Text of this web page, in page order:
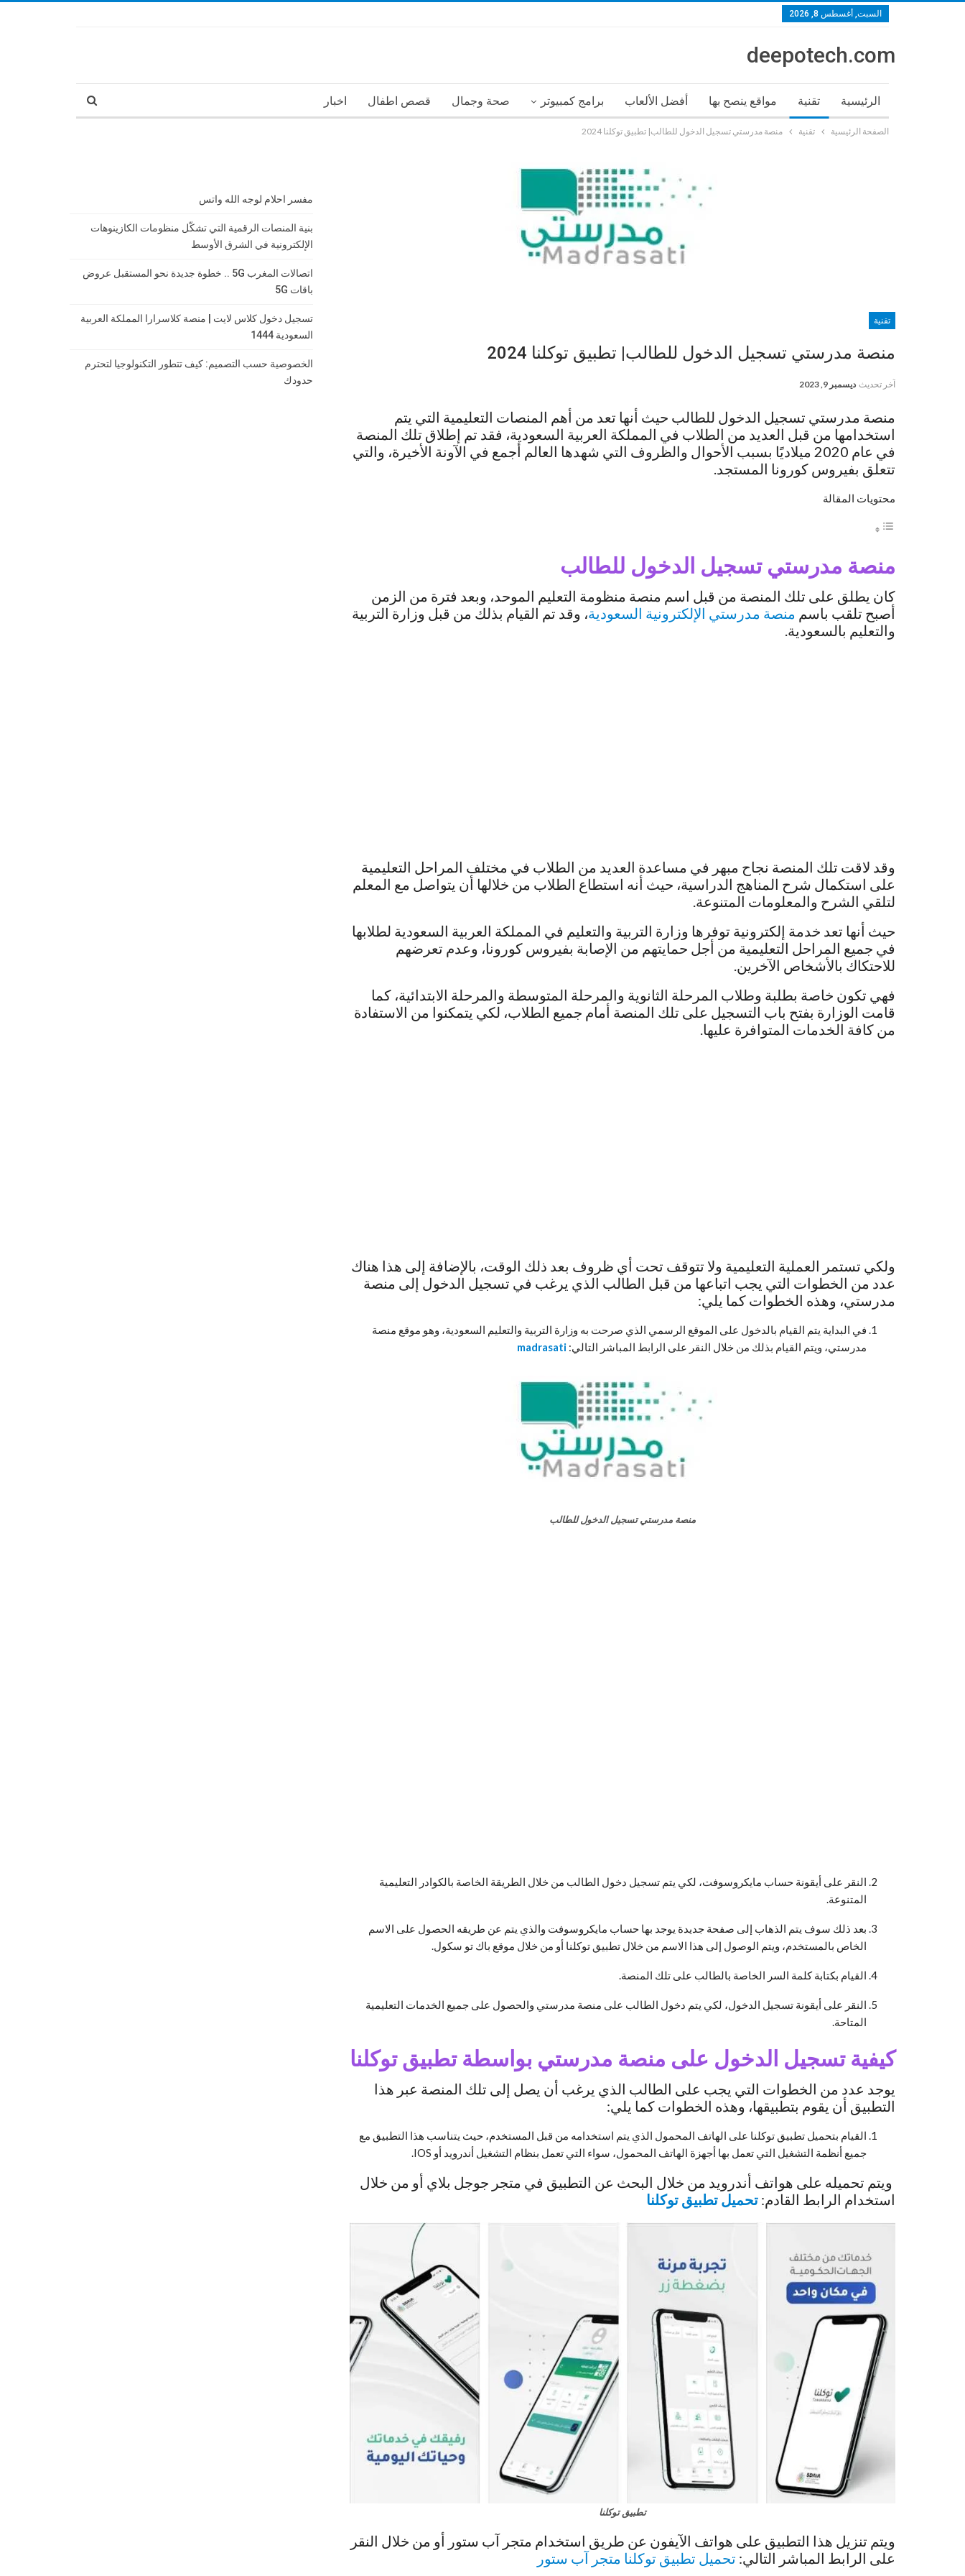
السبت, أغسطس 8, 2026
deepotech.com
الرئيسية تقنية مواقع ينصح بها أفضل الألعاب برامج كمبيوتر صحة وجمال قصص اطفال اخبار
الصفحة الرئيسية تقنية منصة مدرستي تسجيل الدخول للطالب| تطبيق توكلنا 2024
تقنية
منصة مدرستي تسجيل الدخول للطالب| تطبيق توكلنا 2024
آخر تحديث ديسمبر 9, 2023
منصة مدرستي تسجيل الدخول للطالب حيث أنها تعد من أهم المنصات التعليمية التي يتم
استخدامها من قبل العديد من الطلاب في المملكة العربية السعودية، فقد تم إطلاق تلك المنصة
في عام 2020 ميلاديًا بسبب الأحوال والظروف التي شهدها العالم أجمع في الآونة الأخيرة، والتي
تتعلق بفيروس كورونا المستجد.
محتويات المقالة
منصة مدرستي تسجيل الدخول للطالب
كان يطلق على تلك المنصة من قبل اسم منصة منظومة التعليم الموحد، وبعد فترة من الزمن
أصبح تلقب باسم منصة مدرستي الإلكترونية السعودية، وقد تم القيام بذلك من قبل وزارة التربية
والتعليم بالسعودية.
وقد لاقت تلك المنصة نجاح مبهر في مساعدة العديد من الطلاب في مختلف المراحل التعليمية
على استكمال شرح المناهج الدراسية، حيث أنه استطاع الطلاب من خلالها أن يتواصل مع المعلم
لتلقي الشرح والمعلومات المتنوعة.
حيث أنها تعد خدمة إلكترونية توفرها وزارة التربية والتعليم في المملكة العربية السعودية لطلابها
في جميع المراحل التعليمية من أجل حمايتهم من الإصابة بفيروس كورونا، وعدم تعرضهم
للاحتكاك بالأشخاص الآخرين.
فهي تكون خاصة بطلبة وطلاب المرحلة الثانوية والمرحلة المتوسطة والمرحلة الابتدائية، كما
قامت الوزارة بفتح باب التسجيل على تلك المنصة أمام جميع الطلاب، لكي يتمكنوا من الاستفادة
من كافة الخدمات المتوافرة عليها.
ولكي تستمر العملية التعليمية ولا تتوقف تحت أي ظروف بعد ذلك الوقت، بالإضافة إلى هذا هناك
عدد من الخطوات التي يجب اتباعها من قبل الطالب الذي يرغب في تسجيل الدخول إلى منصة
مدرستي، وهذه الخطوات كما يلي:
في البداية يتم القيام بالدخول على الموقع الرسمي الذي صرحت به وزارة التربية والتعليم السعودية، وهو موقع منصة
مدرستي، ويتم القيام بذلك من خلال النقر على الرابط المباشر التالي: madrasati
منصة مدرستي تسجيل الدخول للطالب
النقر على أيقونة حساب مايكروسوفت، لكي يتم تسجيل دخول الطالب من خلال الطريقة الخاصة بالكوادر التعليمية
المتنوعة.
بعد ذلك سوف يتم الذهاب إلى صفحة جديدة يوجد بها حساب مايكروسوفت والذي يتم عن طريقه الحصول على الاسم
الخاص بالمستخدم، ويتم الوصول إلى هذا الاسم من خلال تطبيق توكلنا أو من خلال موقع باك تو سكول.
القيام بكتابة كلمة السر الخاصة بالطالب على تلك المنصة.
النقر على أيقونة تسجيل الدخول، لكي يتم دخول الطالب على منصة مدرستي والحصول على جميع الخدمات التعليمية
المتاحة.
كيفية تسجيل الدخول على منصة مدرستي بواسطة تطبيق توكلنا
يوجد عدد من الخطوات التي يجب على الطالب الذي يرغب أن يصل إلى تلك المنصة عبر هذا
التطبيق أن يقوم بتطبيقها، وهذه الخطوات كما يلي:
القيام بتحميل تطبيق توكلنا على الهاتف المحمول الذي يتم استخدامه من قبل المستخدم، حيث يتناسب هذا التطبيق مع
جميع أنظمة التشغيل التي تعمل بها أجهزة الهاتف المحمول، سواء التي تعمل بنظام التشغيل أندرويد أو IOS.
ويتم تحميله على هواتف أندرويد من خلال البحث عن التطبيق في متجر جوجل بلاي أو من خلال
استخدام الرابط القادم: تحميل تطبيق توكلنا
تطبيق توكلنا
ويتم تنزيل هذا التطبيق على هواتف الآيفون عن طريق استخدام متجر آب ستور أو من خلال النقر
على الرابط المباشر التالي: تحميل تطبيق توكلنا متجر آب ستور
مفسر احلام لوجه الله واتس
بنية المنصات الرقمية التي تشكّل منظومات الكازينوهات
الإلكترونية في الشرق الأوسط
اتصالات المغرب 5G .. خطوة جديدة نحو المستقبل عروض
باقات 5G
تسجيل دخول كلاس لايت | منصة كلاسرارا المملكة العربية
السعودية 1444
الخصوصية حسب التصميم: كيف تتطور التكنولوجيا لتحترم
حدودك